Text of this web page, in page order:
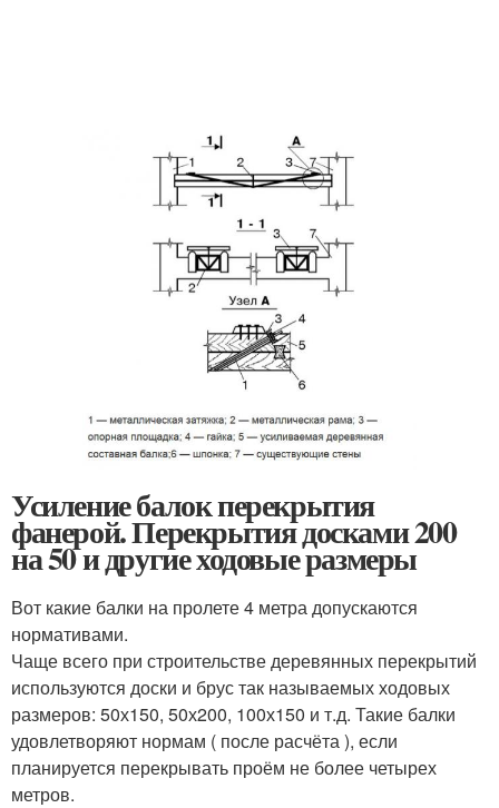
Усиление балок перекрытия
фанерой. Перекрытия досками 200
на 50 и другие ходовые размеры
Вот какие балки на пролете 4 метра допускаются
нормативами.
Чаще всего при строительстве деревянных перекрытий
используются доски и брус так называемых ходовых
размеров: 50х150, 50х200, 100х150 и т.д. Такие балки
удовлетворяют нормам ( после расчёта ), если
планируется перекрывать проём не более четырех
метров.